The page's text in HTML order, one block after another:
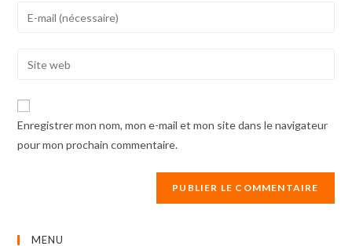
to
address
comment
website
URL
Enregistrer mon nom, mon e-mail et mon site dans le navigateur
pour mon prochain commentaire.
MENU